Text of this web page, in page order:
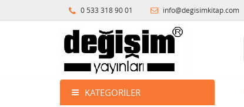
0 533 318 90 01 info@degisimkitap.com
KATEGORILER